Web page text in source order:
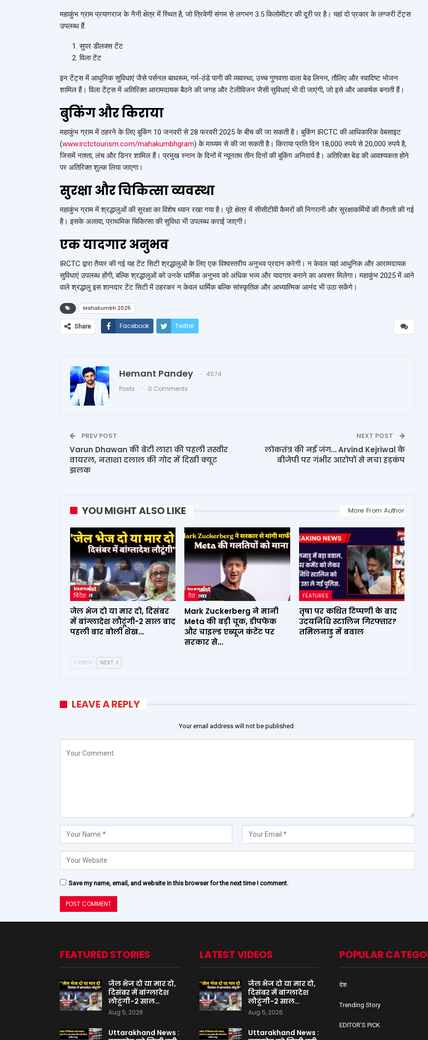
महाकुंभ ग्राम प्रयागराज के नैनी क्षेत्र में स्थित है, जो त्रिवेणी संगम से लगभग 3.5 किलोमीटर की दूरी पर है। यहां दो प्रकार के लग्जरी टेंट्स
उपलब्ध हैं.
सुपर डीलक्स टेंट
विला टेंट
इन टेंट्स में आधुनिक सुविधाएं जैसे पर्सनल बाथरूम, गर्म-ठंडे पानी की व्यवस्था, उच्च गुणवत्ता वाला बेड लिनन, तौलिए और स्वादिष्ट भोजन
शामिल हैं। विला टेंट्स में अतिरिक्त आरामदायक बैठने की जगह और टेलीविजन जैसी सुविधाएं भी दी जाएंगी, जो इसे और आकर्षक बनाती हैं।
बुकिंग और किराया
महाकुंभ ग्राम में ठहरने के लिए बुकिंग 10 जनवरी से 28 फरवरी 2025 के बीच की जा सकती है। बुकिंग IRCTC की आधिकारिक वेबसाइट
(www.irctctourism.com/mahakumbhgram) के माध्यम से की जा सकती है। किराया प्रति दिन 18,000 रुपये से 20,000 रुपये है,
जिसमें नाश्ता, लंच और डिनर शामिल हैं। प्रमुख स्नान के दिनों में न्यूनतम तीन दिनों की बुकिंग अनिवार्य है। अतिरिक्त बेड की आवश्यकता होने
पर अतिरिक्त शुल्क लिया जाएगा।
सुरक्षा और चिकित्सा व्यवस्था
महाकुंभ ग्राम में श्रद्धालुओं की सुरक्षा का विशेष ध्यान रखा गया है। पूरे क्षेत्र में सीसीटीवी कैमरों की निगरानी और सुरक्षाकर्मियों की तैनाती की गई
है। इसके अलावा, प्राथमिक चिकित्सा की सुविधा भी उपलब्ध कराई जाएगी।
एक यादगार अनुभव
IRCTC द्वारा तैयार की गई यह टेंट सिटी श्रद्धालुओं के लिए एक विश्वस्तरीय अनुभव प्रदान करेगी। न केवल यहां आधुनिक और आरामदायक
सुविधाएं उपलब्ध होंगी, बल्कि श्रद्धालुओं को उनके धार्मिक अनुभव को अधिक भव्य और यादगार बनाने का अवसर मिलेगा। महाकुंभ 2025 में आने
वाले श्रद्धालु इस शानदार टेंट सिटी में ठहरकर न केवल धार्मिक बल्कि सांस्कृतिक और आध्यात्मिक आनंद भी उठा सकेंगे।
Mahakumbh 2025
Share Facebook Twitter
Hemant Pandey
4574
Posts
0 Comments
PREV POST
Varun Dhawan की बेटी लारा की पहली तस्वीर
वायरल, नताशा दलाल की गोद में दिखी क्यूट
झलक
NEXT POST
लोकतंत्र की नई जंग… Arvind Kejriwal के
बीजेपी पर गंभीर आरोपों से मचा हड़कंप
YOU MIGHT ALSO LIKE More From Author
विदेश
जेल भेज दो या मार दो, दिसंबर
में बांग्लादेश लौटूंगी-2 साल बाद
पहली बार बोलीं शेख…
देश
Mark Zuckerberg ने मानी
Meta की बड़ी चूक, डीपफेक
और चाइल्ड एब्यूज कंटेंट पर
सरकार से…
FEATURES
तृषा पर कथित टिप्पणी के बाद
उदयनिधि स्टालिन गिरफ्तार?
तमिलनाडु में बवाल
PREV NEXT
LEAVE A REPLY
Your email address will not be published.
Save my name, email, and website in this browser for the next time I comment.
FEATURED STORIES
जेल भेज दो या मार दो,
दिसंबर में बांग्लादेश
लौटूंगी-2 साल…
Aug 5, 2026
Uttarakhand News :
LATEST VIDEOS
जेल भेज दो या मार दो,
दिसंबर में बांग्लादेश
लौटूंगी-2 साल…
Aug 5, 2026
Uttarakhand News :
POPULAR
देश
Trending Story
EDITOR'S PICK